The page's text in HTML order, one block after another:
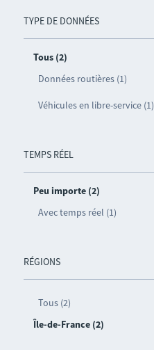
TYPE DE DONNÉES
Tous (2)
Données routières (1)
Véhicules en libre-service (1)
TEMPS RÉEL
Peu importe (2)
Avec temps réel (1)
RÉGIONS
Tous (2)
Île-de-France (2)